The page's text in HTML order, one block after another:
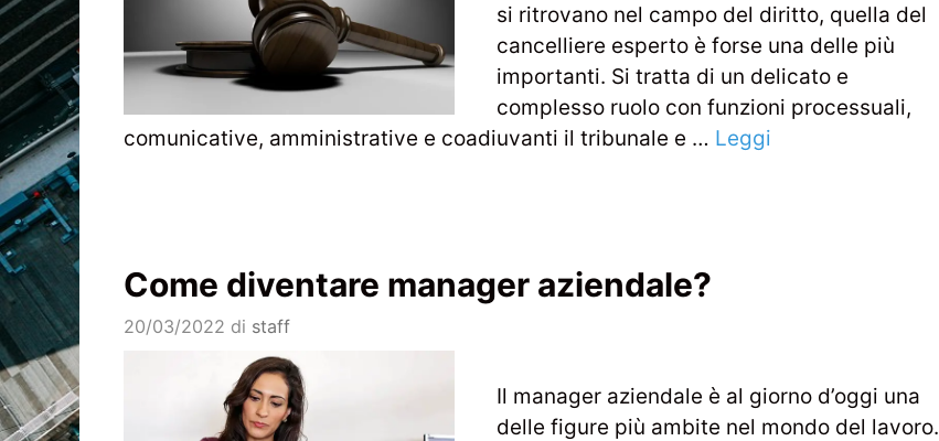
si ritrovano nel campo del diritto, quella del
cancelliere esperto è forse una delle più
importanti. Si tratta di un delicato e
complesso ruolo con funzioni processuali,
comunicative, amministrative e coadiuvanti il tribunale e … Leggi
Come diventare manager aziendale?
20/03/2022 di staff
Il manager aziendale è al giorno d’oggi una
delle figure più ambite nel mondo del lavoro.